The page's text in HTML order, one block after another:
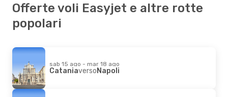
Offerte voli Easyjet e altre rotte
popolari
sab 15 ago - mar 18 ago
CataniaversoNapoli